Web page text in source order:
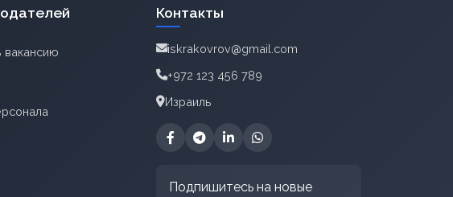
вакансию
Контакты
iskrakovrov@gmail.com
+972 123 456 789
Израиль
Подпишитесь на новые